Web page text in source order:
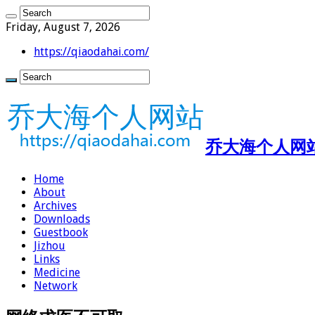
Friday, August 7, 2026
https://qiaodahai.com/
乔大海个人
Home
About
Archives
Downloads
Guestbook
Jizhou
Links
Medicine
Network